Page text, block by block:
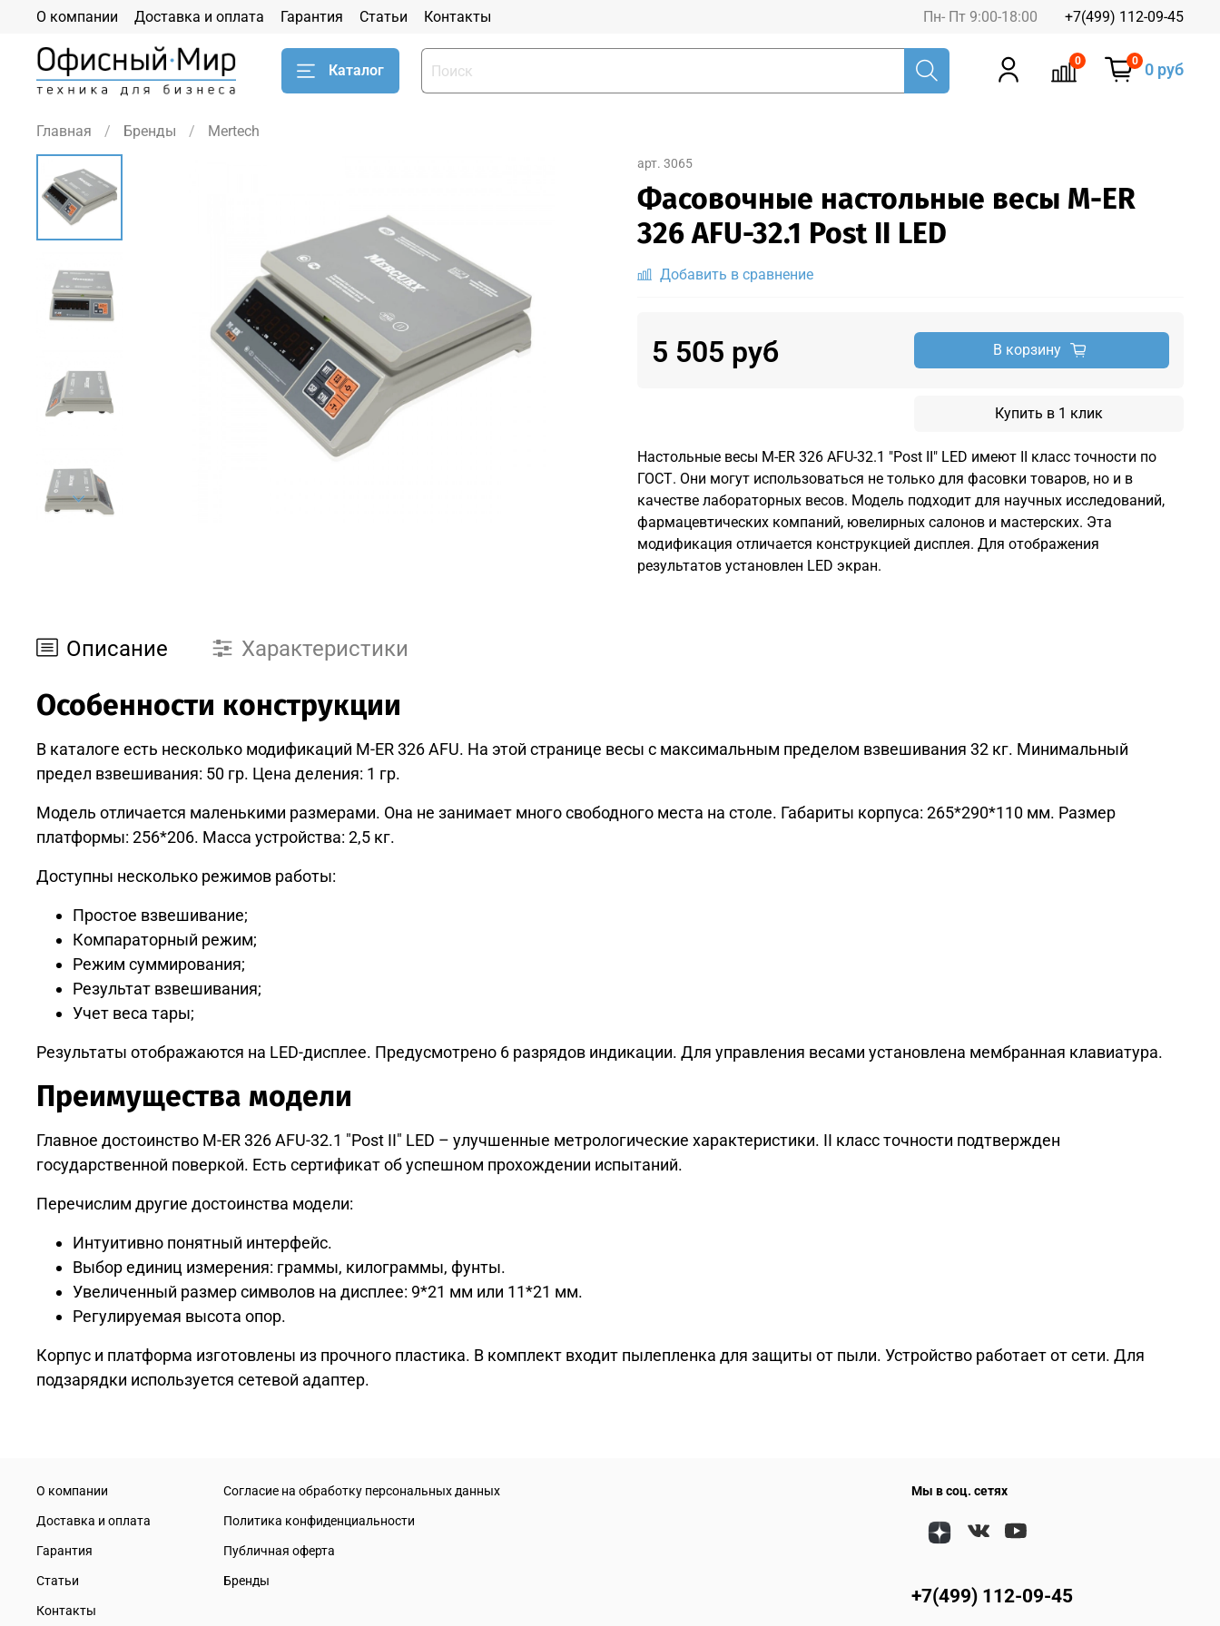
О компании Доставка и оплата Гарантия Статьи Контакты Пн- Пт 9:00-18:00 +7(499) 112-09-45
Каталог
0 0 0 руб
Главная Бренды Mertech
арт. 3065
Фасовочные настольные весы M-ER
326 AFU-32.1 Post II LED
Добавить в сравнение
5 505 руб В корзину
Купить в 1 клик
Настольные весы M-ER 326 AFU-32.1 "Post II" LED имеют II класс точности по
ГОСТ. Они могут использоваться не только для фасовки товаров, но и в
качестве лабораторных весов. Модель подходит для научных исследований,
фармацевтических компаний, ювелирных салонов и мастерских. Эта
модификация отличается конструкцией дисплея. Для отображения
результатов установлен LED экран.
Описание Характеристики
Особенности конструкции
В каталоге есть несколько модификаций M-ER 326 AFU. На этой странице весы с максимальным пределом взвешивания 32 кг. Минимальный
предел взвешивания: 50 гр. Цена деления: 1 гр.
Модель отличается маленькими размерами. Она не занимает много свободного места на столе. Габариты корпуса: 265*290*110 мм. Размер
платформы: 256*206. Масса устройства: 2,5 кг.
Доступны несколько режимов работы:
Простое взвешивание;
Компараторный режим;
Режим суммирования;
Результат взвешивания;
Учет веса тары;
Результаты отображаются на LED-дисплее. Предусмотрено 6 разрядов индикации. Для управления весами установлена мембранная клавиатура.
Преимущества модели
Главное достоинство M-ER 326 AFU-32.1 "Post II" LED – улучшенные метрологические характеристики. II класс точности подтвержден
государственной поверкой. Есть сертификат об успешном прохождении испытаний.
Перечислим другие достоинства модели:
Интуитивно понятный интерфейс.
Выбор единиц измерения: граммы, килограммы, фунты.
Увеличенный размер символов на дисплее: 9*21 мм или 11*21 мм.
Регулируемая высота опор.
Корпус и платформа изготовлены из прочного пластика. В комплект входит пылепленка для защиты от пыли. Устройство работает от сети. Для
подзарядки используется сетевой адаптер.
О компании
Доставка и оплата
Гарантия
Статьи
Контакты
Согласие на обработку персональных данных
Политика конфиденциальности
Публичная оферта
Бренды
Мы в соц. сетях
+7(499) 112-09-45